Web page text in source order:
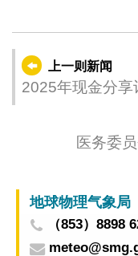
上一则新闻
2025年现金分享
医务委
地球物理气象局
（853）8898